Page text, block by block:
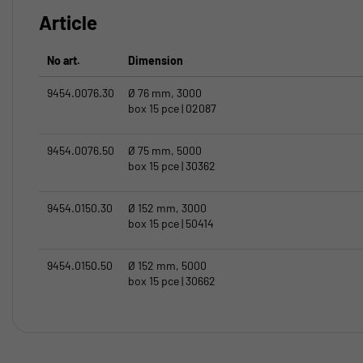
Article
No art. Dimension
9454.0076.30
Ø 76 mm, 3000
box 15 pce | 02087
9454.0076.50
Ø 75 mm, 5000
box 15 pce | 30362
9454.0150.30
Ø 152 mm, 3000
box 15 pce | 50414
9454.0150.50
Ø 152 mm, 5000
box 15 pce | 30662